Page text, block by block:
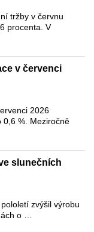
tržby v červnu
procenta. V
v červenci
2026
0,6 %. Meziročně
slunečních
zvýšil výrobu
o …